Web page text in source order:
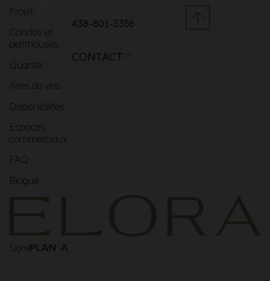
Projet
Condos et
penthouses
Quartier
Aires de vies
Disponibilités
Espaces
commerciaux
FAQ
Blogue
438-801-3356
CONTACT
Signé